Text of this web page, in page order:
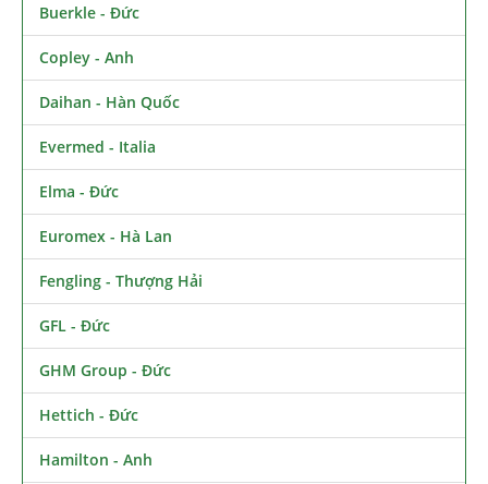
Buerkle - Đức
Copley - Anh
Daihan - Hàn Quốc
Evermed - Italia
Elma - Đức
Euromex - Hà Lan
Fengling - Thượng Hải
GFL - Đức
GHM Group - Đức
Hettich - Đức
Hamilton - Anh